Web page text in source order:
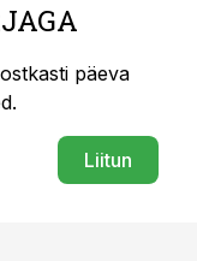
päeva
Liitun